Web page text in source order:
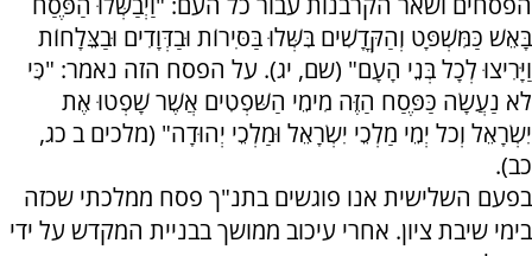
בָּאֵשׁ כַּמִּשְׁפָּט וְהַקֳּדָשִׁים בִּשְּׁלוּ בַּסִּירוֹת וּבַדְּוָדִים וּבַצֵּלָחוֹת
וַיָּרִיצוּ לְכָל בְּנֵי הָעָם" (שם, יג). על הפסח הזה נאמר: "כִּי
לֹא נַעֲשָׂה כַּפֶּסַח הַזֶּה מִימֵי הַשֹּׁפְטִים אֲשֶׁר שָׁפְטוּ אֶת
יִשְׂרָאֵל וְכֹל יְמֵי מַלְכֵי יִשְׂרָאֵל וּמַלְכֵי יְהוּדָה" (מלכים ב כג,
כב).
בפעם השלישית אנו פוגשים בתנ"ך פסח ממלכתי שכזה
בימי שיבת ציון. אחרי עיכוב ממושך בבניית המקדש על ידי